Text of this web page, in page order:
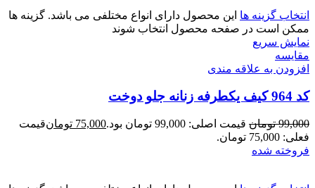
انتخاب گزینه ها این محصول دارای انواع مختلفی می باشد. گزینه ها
ممکن است در صفحه محصول انتخاب شوند
نمایش سریع
مقايسه
افزودن به علاقه مندی
کد 964 کیف یکطرفه زنانه جلو دوخت
99,000 تومان قیمت اصلی: 99,000 تومان بود. 75,000 تومانقیمت
فعلی: 75,000 تومان.
فروخته شده